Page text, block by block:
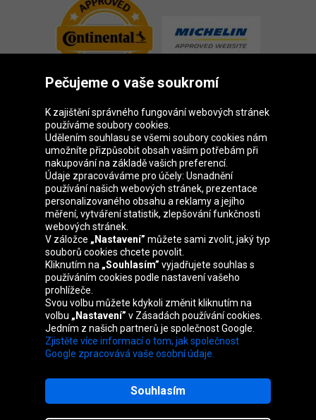
Skupina Oponeo
Belgique Deutschland Éire España
France Italia Magyarország Nederland
Österreich Polska
Slovenská
republika
United
Kingdom
Mapa webu
Pečujeme o vaše soukromí
K zajištění správného fungování webových stránek
používáme soubory cookies.
Udělením souhlasu se všemi soubory cookies nám
umožníte přizpůsobit obsah vašim potřebám při
nakupování na základě vašich preferencí.
Údaje zpracováváme pro účely: Usnadnění
používání našich webových stránek, prezentace
personalizovaného obsahu a reklamy a jejího
měření, vytváření statistik, zlepšování funkčnosti
webových stránek.
V záložce „Nastavení” můžete sami zvolit, jaký typ
souborů cookies chcete povolit.
Kliknutím na „Souhlasím” vyjadřujete souhlas s
používáním cookies podle nastavení vašeho
prohlížeče.
Svou volbu můžete kdykoli změnit kliknutím na
volbu „Nastavení” v Zásadách používání cookies.
Jedním z našich partnerů je společnost Google.
Zjistěte více informací o tom, jak společnost
Google zpracovává vaše osobní údaje.
Souhlasím